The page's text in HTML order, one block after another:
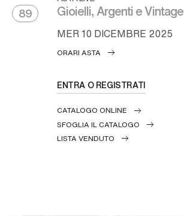
89 Gioielli, Argenti e Vintage
MER10 DICEMBRE 2025
ORARI ASTA
ENTRA O REGISTRATI
CATALOGO ONLINE
SFOGLIA IL CATALOGO
LISTA VENDUTO